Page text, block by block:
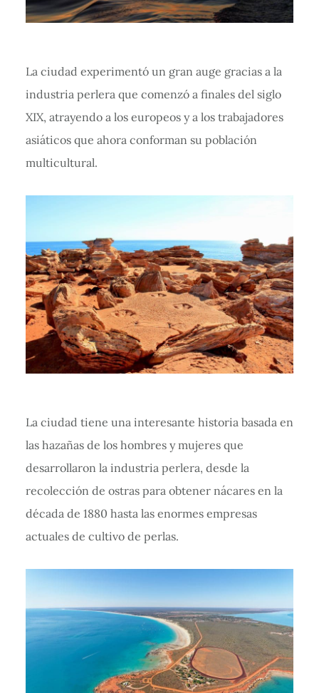
La ciudad experimentó un gran auge gracias a la
industria perlera que comenzó a finales del siglo
XIX, atrayendo a los europeos y a los trabajadores
asiáticos que ahora conforman su población
multicultural.
La ciudad tiene una interesante historia basada en
las hazañas de los hombres y mujeres que
desarrollaron la industria perlera, desde la
recolección de ostras para obtener nácares en la
década de 1880 hasta las enormes empresas
actuales de cultivo de perlas.